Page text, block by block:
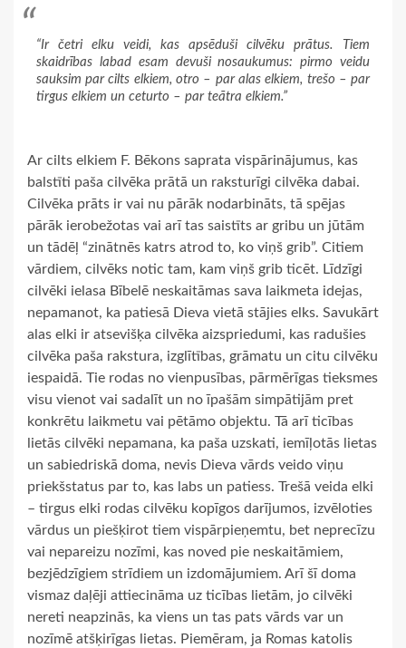
“Ir četri elku veidi, kas apsēduši cilvēku prātus. Tiem
skaidrības labad esam devuši nosaukumus: pirmo veidu
sauksim par cilts elkiem, otro – par alas elkiem, trešo – par
tirgus elkiem un ceturto – par teātra elkiem.”
Ar cilts elkiem F. Bēkons saprata vispārinājumus, kas
balstīti paša cilvēka prātā un raksturīgi cilvēka dabai.
Cilvēka prāts ir vai nu pārāk nodarbināts, tā spējas
pārāk ierobežotas vai arī tas saistīts ar gribu un jūtām
un tādēļ “zinātnēs katrs atrod to, ko viņš grib”. Citiem
vārdiem, cilvēks notic tam, kam viņš grib ticēt. Līdzīgi
cilvēki ielasa Bībelē neskaitāmas sava laikmeta idejas,
nepamanot, ka patiesā Dieva vietā stājies elks. Savukārt
alas elki ir atsevišķa cilvēka aizspriedumi, kas radušies
cilvēka paša rakstura, izglītības, grāmatu un citu cilvēku
iespaidā. Tie rodas no vienpusības, pārmērīgas tieksmes
visu vienot vai sadalīt un no īpašām simpātijām pret
konkrētu laikmetu vai pētāmo objektu. Tā arī ticības
lietās cilvēki nepamana, ka paša uzskati, iemīļotās lietas
un sabiedriskā doma, nevis Dieva vārds veido viņu
priekšstatus par to, kas labs un patiess. Trešā veida elki
– tirgus elki rodas cilvēku kopīgos darījumos, izvēloties
vārdus un piešķirot tiem vispārpieņemtu, bet neprecīzu
vai nepareizu nozīmi, kas noved pie neskaitāmiem,
bezjēdzīgiem strīdiem un izdomājumiem. Arī šī doma
vismaz daļēji attiecināma uz ticības lietām, jo cilvēki
nereti neapzinās, ka viens un tas pats vārds var un
nozīmē atšķirīgas lietas. Piemēram, ja Romas katolis